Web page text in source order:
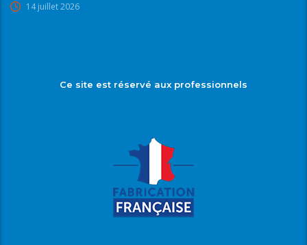
14 juillet 2026
Ce site est réservé aux professionnels